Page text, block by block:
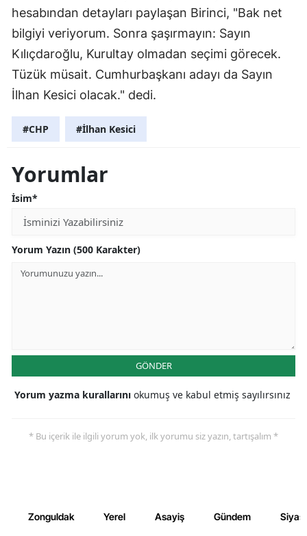
hesabından detayları paylaşan Birinci, "Bak net
bilgiyi veriyorum. Sonra şaşırmayın: Sayın
Kılıçdaroğlu, Kurultay olmadan seçimi görecek.
Tüzük müsait. Cumhurbaşkanı adayı da Sayın
İlhan Kesici olacak." dedi.
#CHP #İlhan Kesici
Yorumlar
İsim*
Yorum Yazın (500 Karakter)
GÖNDER
Yorum yazma kurallarını okumuş ve kabul etmiş sayılırsınız
* Bu içerik ile ilgili yorum yok, ilk yorumu siz yazın, tartışalım *
Zonguldak Yerel Asayiş Gündem